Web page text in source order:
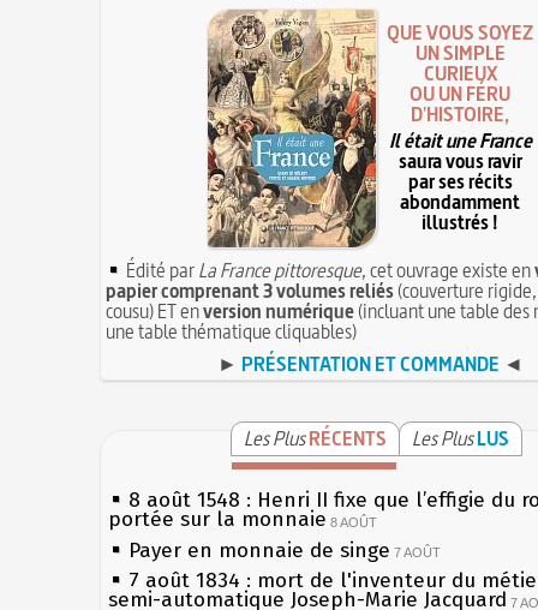
QUE VOUS SOYEZ
UN SIMPLE
CURIEUX
OU UN FÉRU
D'HISTOIRE,
Il était une France
saura vous ravir
par ses récits
abondamment
illustrés !
Édité parLa France pittoresque, cet ouvrage existe en
papier comprenant 3 volumes reliés(couverture
cousu) ET enversion numérique(incluant une table des
une table thématique cliquables)
► PRÉSENTATION ET COMMANDE ◄
Les PlusRÉCENTS Les PlusLUS
8 août 1548 : Henri II fixe que l’effigie du
portée sur la monnaie 8 AOÛT
Payer en monnaie de singe 7 AOÛT
7 août 1834 : mort de l'inventeur du
semi-automatique Joseph-Marie Jacquard 7